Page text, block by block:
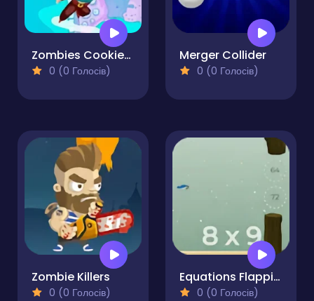
Zombies Cookies Apocalypse
0 (0 Голосів)
Merger Collider
0 (0 Голосів)
Zombie Killers
0 (0 Голосів)
Equations Flapping
0 (0 Голосів)